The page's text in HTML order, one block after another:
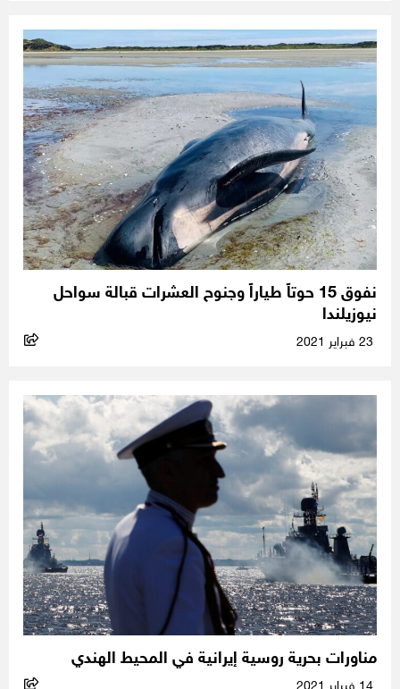
نفوق 15 حوتاً طياراً وجنوح العشرات قبالة سواحل
نيوزيلندا
مناورات بحرية روسية إيرانية في المحيط الهندي